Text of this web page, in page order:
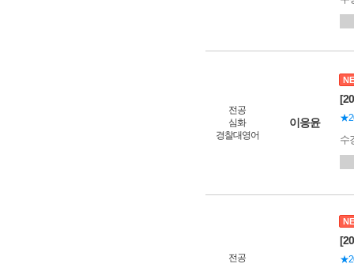
전공
심화
경찰대영어
이응윤
수
전공